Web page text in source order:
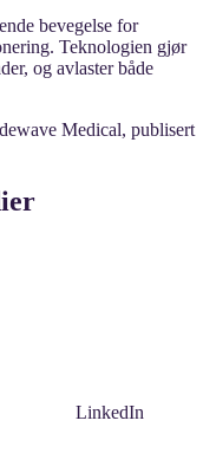
bevegelse for
Teknologien gjør
og avlaster både
Medical, publisert
LinkedIn